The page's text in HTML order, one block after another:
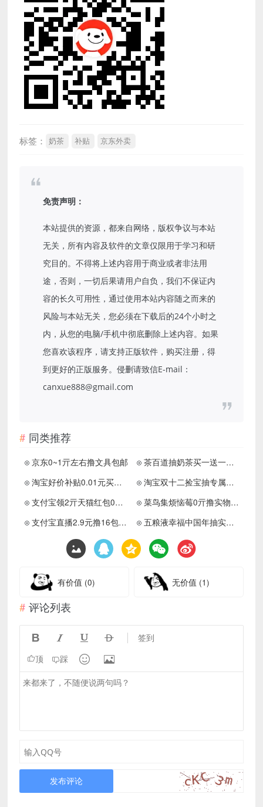
标签： 奶茶 补贴 京东外卖
免责声明：
本站提供的资源，都来自网络，版权争议与本站
无关，所有内容及软件的文章仅限用于学习和研
究目的。不得将上述内容用于商业或者非法用
途，否则，一切后果请用户自负，我们不保证内
容的长久可用性，通过使用本站内容随之而来的
风险与本站无关，您必须在下载后的24个小时之
内，从您的电脑/手机中彻底删除上述内容。如果
您喜欢该程序，请支持正版软件，购买注册，得
到更好的正版服务。侵删请致信E-mail：
canxue888@gmail.com
同类推荐
京东0~1亓左右撸文具包邮
茶百道抽奶茶买一送一或免单券
淘宝好价补贴0.01元买猫粮等
淘宝双十二捡宝抽专属价实物
支付宝领2亓天猫红包0撸实物
菜鸟集烦恼莓0亓撸实物包邮
支付宝直播2.9元撸16包抽纸
五粮液幸福中国年抽实物包邮
有价值 (0) 无价值 (1)
评论列表
    签到
顶 踩  
发布评论